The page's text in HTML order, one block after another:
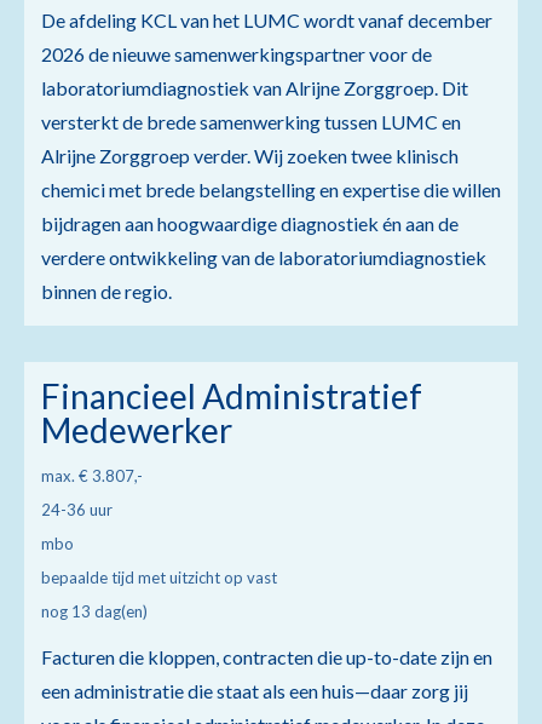
De afdeling KCL van het LUMC wordt vanaf december
2026 de nieuwe samenwerkingspartner voor de
laboratoriumdiagnostiek van Alrijne Zorggroep. Dit
versterkt de brede samenwerking tussen LUMC en
Alrijne Zorggroep verder. Wij zoeken twee klinisch
chemici met brede belangstelling en expertise die willen
bijdragen aan hoogwaardige diagnostiek én aan de
verdere ontwikkeling van de laboratoriumdiagnostiek
binnen de regio.
Financieel Administratief
Medewerker
max. € 3.807,-
24-36 uur
mbo
bepaalde tijd met uitzicht op vast
nog 13 dag(en)
Facturen die kloppen, contracten die up-to-date zijn en
een administratie die staat als een huis—daar zorg jij